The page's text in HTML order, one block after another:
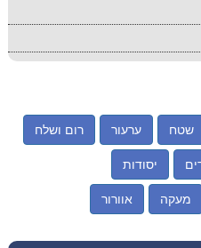
שטח ערעור רום ושלח
יסודות
מעקה אוורור